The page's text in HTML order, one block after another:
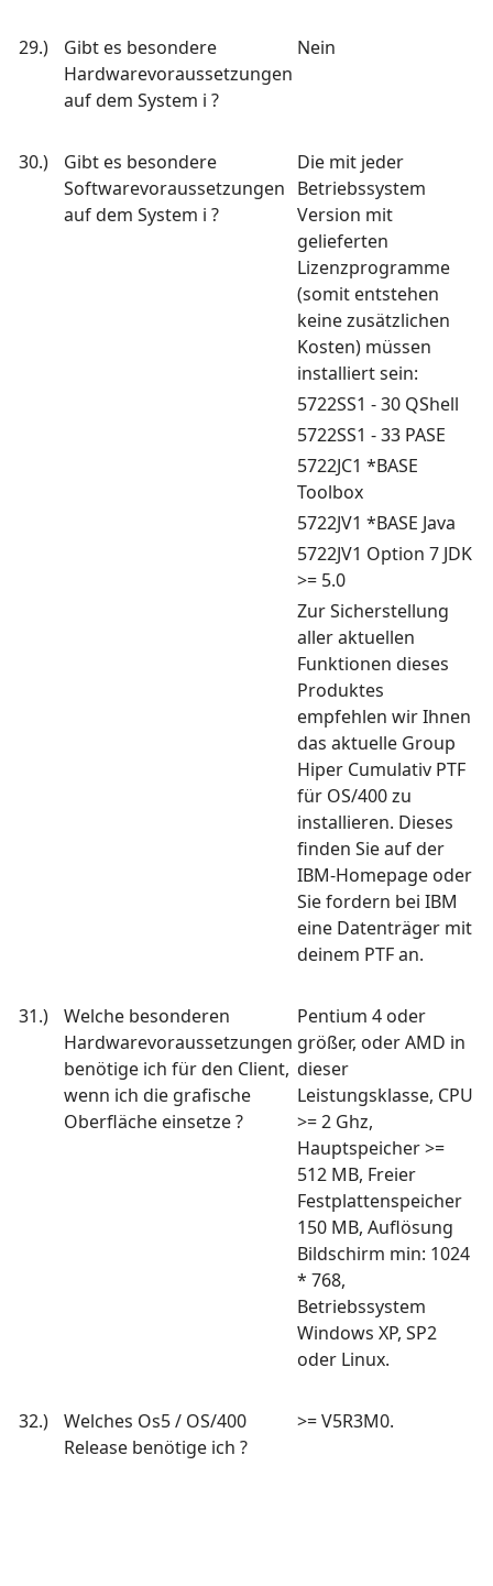
29.)
Gibt es besondere
Hardwarevoraussetzungen
auf dem System i ?
Nein
30.)
Gibt es besondere
Softwarevoraussetzungen
auf dem System i ?
Die mit jeder
Betriebssystem
Version mit
gelieferten
Lizenzprogramme
(somit entstehen
keine zusätzlichen
Kosten) müssen
installiert sein:
5722SS1 - 30 QShell
5722SS1 - 33 PASE
5722JC1 *BASE
Toolbox
5722JV1 *BASE Java
5722JV1 Option 7 JDK
>= 5.0
Zur Sicherstellung
aller aktuellen
Funktionen dieses
Produktes
empfehlen wir Ihnen
das aktuelle Group
Hiper Cumulativ PTF
für OS/400 zu
installieren. Dieses
finden Sie auf der
IBM-Homepage oder
Sie fordern bei IBM
eine Datenträger mit
deinem PTF an.
31.)
Welche besonderen
Hardwarevoraussetzungen
benötige ich für den Client,
wenn ich die grafische
Oberfläche einsetze ?
Pentium 4 oder
größer, oder AMD in
dieser
Leistungsklasse, CPU
>= 2 Ghz,
Hauptspeicher >=
512 MB, Freier
Festplattenspeicher
150 MB, Auflösung
Bildschirm min: 1024
* 768,
Betriebssystem
Windows XP, SP2
oder Linux.
32.)
Welches Os5 / OS/400
Release benötige ich ?
>= V5R3M0.